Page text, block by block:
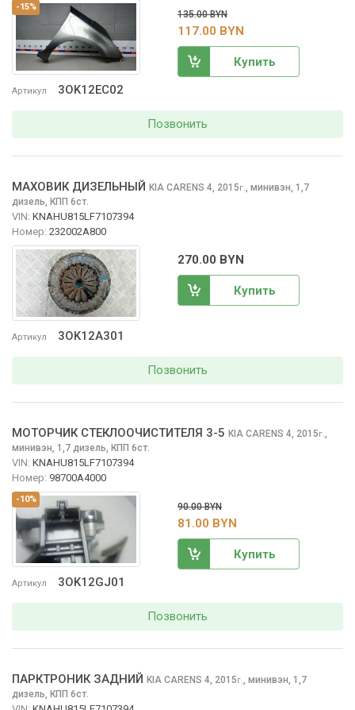
-15%
Артикул 3OK12EC02
135.00 BYN
117.00 BYN
Купить
Позвонить
Артикул 3OK12A301
МАХОВИК ДИЗЕЛЬНЫЙ KIA CARENS 4, 2015г., минивэн, 1,7
дизель, КПП 6ст.
VIN: KNAHU815LF7107394
Номер: 232002A800
270.00 BYN
Купить
Позвонить
-10%
Артикул 3OK12GJ01
МОТОРЧИК СТЕКЛООЧИCТИТЕЛЯ 3-5 KIA CARENS 4, 2015г.,
минивэн, 1,7 дизель, КПП 6ст.
VIN: KNAHU815LF7107394
Номер: 98700A4000
90.00 BYN
81.00 BYN
Купить
Позвонить
ПАРКТРОНИК ЗАДНИЙ KIA CARENS 4, 2015г., минивэн, 1,7
дизель, КПП 6ст.